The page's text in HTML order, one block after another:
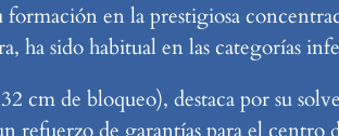
en la prestigiosa
sido habitual en las categorías
cm de bloqueo), destaca por su